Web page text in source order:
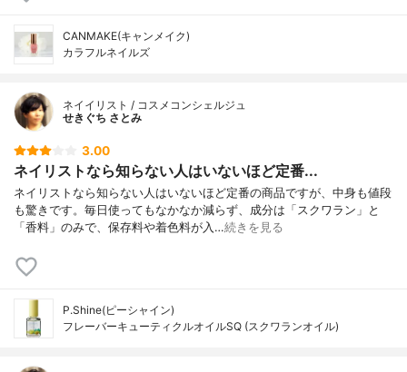
CANMAKE(キャンメイク)
カラフルネイルズ
ネイイリスト / コスメコンシェルジュ
せきぐち さとみ
3.00
ネイリストなら知らない人はいないほど定番...
ネイリストなら知らない人はいないほど定番の商品ですが、中身も値段
も驚きです。毎日使ってもなかなか減らず、成分は「スクワラン」と
「香料」のみで、保存料や着色料が入…続きを見る
P.Shine(ピーシャイン)
フレーバーキューティクルオイルSQ (スクワランオイル)